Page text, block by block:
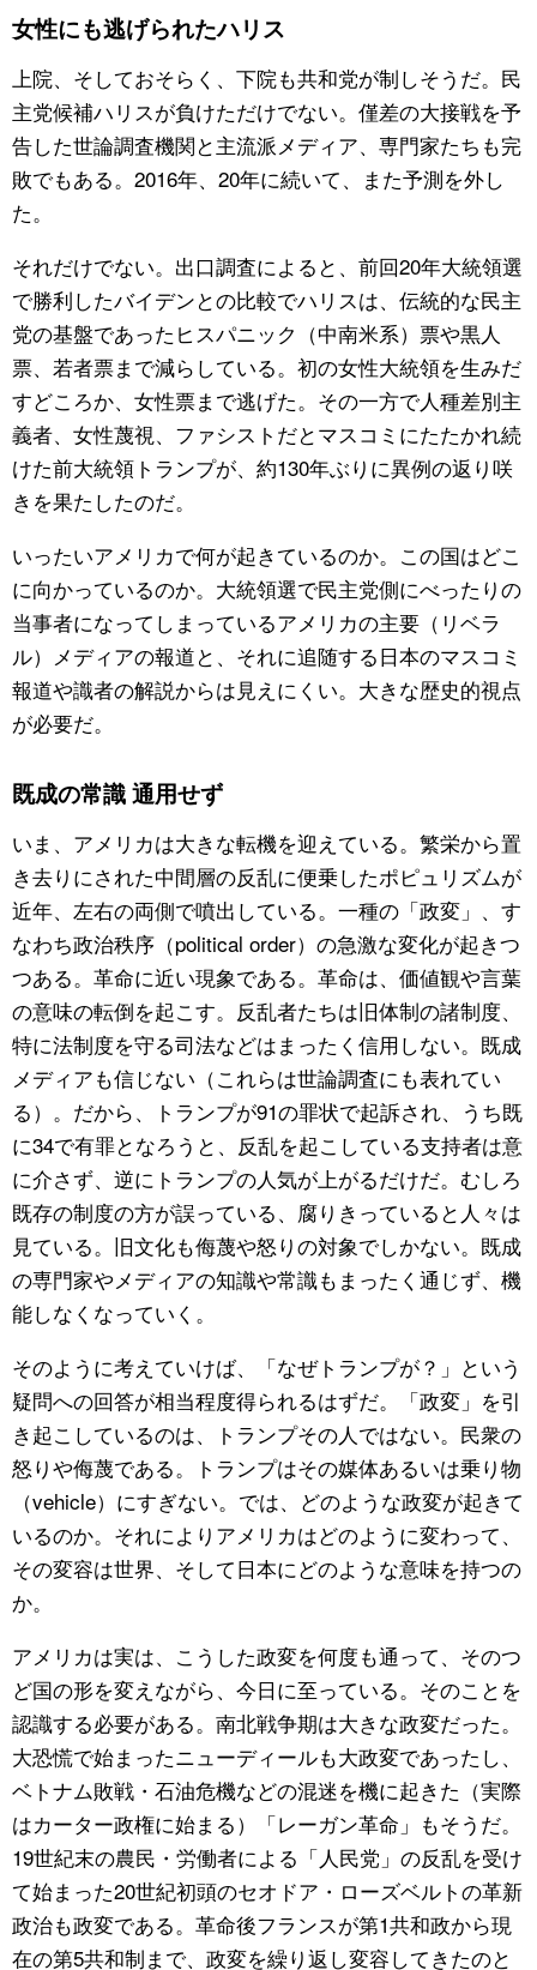
女性にも逃げられたハリス
上院、そしておそらく、下院も共和党が制しそうだ。民
主党候補ハリスが負けただけでない。僅差の大接戦を予
告した世論調査機関と主流派メディア、専門家たちも完
敗でもある。2016年、20年に続いて、また予測を外し
た。
それだけでない。出口調査によると、前回20年大統領選
で勝利したバイデンとの比較でハリスは、伝統的な民主
党の基盤であったヒスパニック（中南米系）票や黒人
票、若者票まで減らしている。初の女性大統領を生みだ
すどころか、女性票まで逃げた。その一方で人種差別主
義者、女性蔑視、ファシストだとマスコミにたたかれ続
けた前大統領トランプが、約130年ぶりに異例の返り咲
きを果たしたのだ。
いったいアメリカで何が起きているのか。この国はどこ
に向かっているのか。大統領選で民主党側にべったりの
当事者になってしまっているアメリカの主要（リベラ
ル）メディアの報道と、それに追随する日本のマスコミ
報道や識者の解説からは見えにくい。大きな歴史的視点
が必要だ。
既成の常識 通用せず
いま、アメリカは大きな転機を迎えている。繁栄から置
き去りにされた中間層の反乱に便乗したポピュリズムが
近年、左右の両側で噴出している。一種の「政変」、す
なわち政治秩序（political order）の急激な変化が起きつ
つある。革命に近い現象である。革命は、価値観や言葉
の意味の転倒を起こす。反乱者たちは旧体制の諸制度、
特に法制度を守る司法などはまったく信用しない。既成
メディアも信じない（これらは世論調査にも表れてい
る）。だから、トランプが91の罪状で起訴され、うち既
に34で有罪となろうと、反乱を起こしている支持者は意
に介さず、逆にトランプの人気が上がるだけだ。むしろ
既存の制度の方が誤っている、腐りきっていると人々は
見ている。旧文化も侮蔑や怒りの対象でしかない。既成
の専門家やメディアの知識や常識もまったく通じず、機
能しなくなっていく。
そのように考えていけば、「なぜトランプが？」という
疑問への回答が相当程度得られるはずだ。「政変」を引
き起こしているのは、トランプその人ではない。民衆の
怒りや侮蔑である。トランプはその媒体あるいは乗り物
（vehicle）にすぎない。では、どのような政変が起きて
いるのか。それによりアメリカはどのように変わって、
その変容は世界、そして日本にどのような意味を持つの
か。
アメリカは実は、こうした政変を何度も通って、そのつ
ど国の形を変えながら、今日に至っている。そのことを
認識する必要がある。南北戦争期は大きな政変だった。
大恐慌で始まったニューディールも大政変であったし、
ベトナム敗戦・石油危機などの混迷を機に起きた（実際
はカーター政権に始まる）「レーガン革命」もそうだ。
19世紀末の農民・労働者による「人民党」の反乱を受け
て始まった20世紀初頭のセオドア・ローズベルトの革新
政治も政変である。革命後フランスが第1共和政から現
在の第5共和制まで、政変を繰り返し変容してきたのと